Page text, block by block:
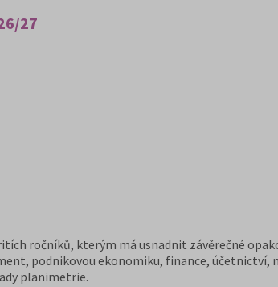
27
ročníků, kterým má usnadnit závěrečné
podnikovou ekonomiku, finance,
planimetrie.